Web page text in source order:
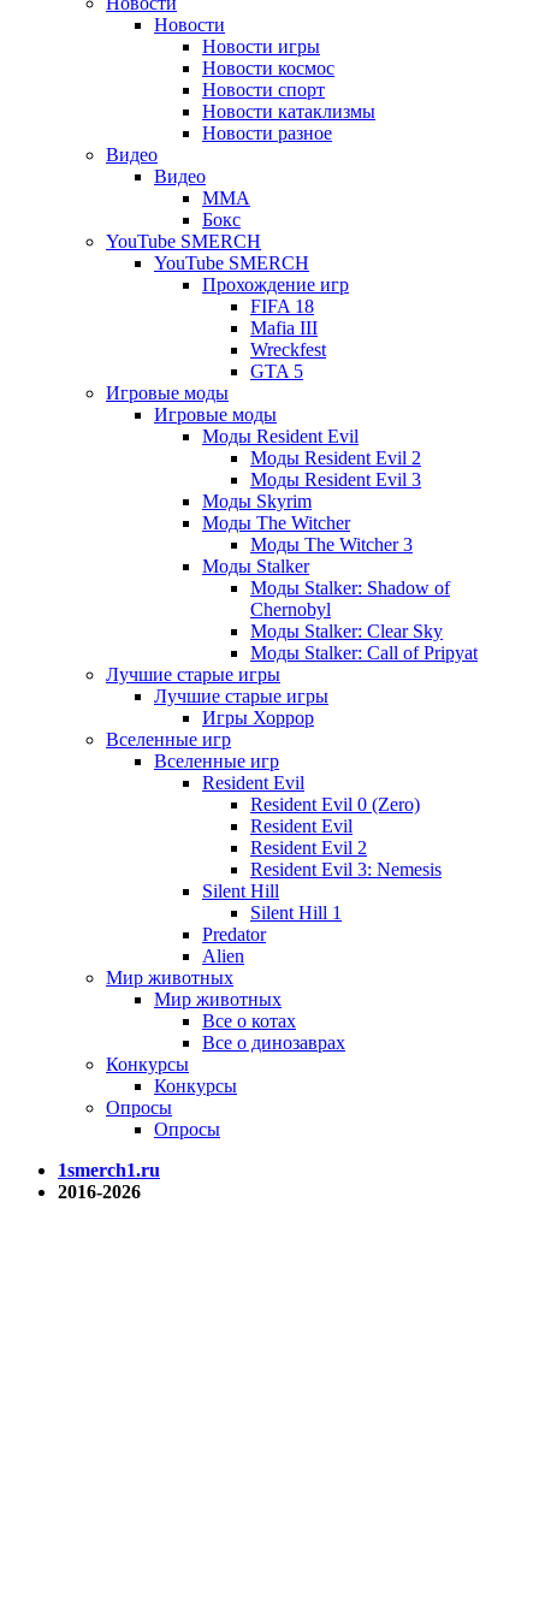
Новости
Новости игры
Новости космос
Новости спорт
Новости катаклизмы
Новости разное
Видео
Видео
ММА
Бокс
YouTube SMERCH
YouTube SMERCH
Прохождение игр
FIFA 18
Mafia III
Wreckfest
GTA 5
Игровые моды
Игровые моды
Моды Resident Evil
Моды Resident Evil 2
Моды Resident Evil 3
Моды Skyrim
Моды The Witcher
Моды The Witcher 3
Моды Stalker
Моды Stalker: Shadow of
Chernobyl
Моды Stalker: Clear Sky
Моды Stalker: Call of Pripyat
Лучшие старые игры
Лучшие старые игры
Игры Хоррор
Вселенные игр
Вселенные игр
Resident Evil
Resident Evil 0 (Zero)
Resident Evil
Resident Evil 2
Resident Evil 3: Nemesis
Silent Hill
Silent Hill 1
Predator
Alien
Мир животных
Мир животных
Все о котах
Все о динозаврах
Конкурсы
Конкурсы
Опросы
Опросы
1smerch1.ru
2016-2026